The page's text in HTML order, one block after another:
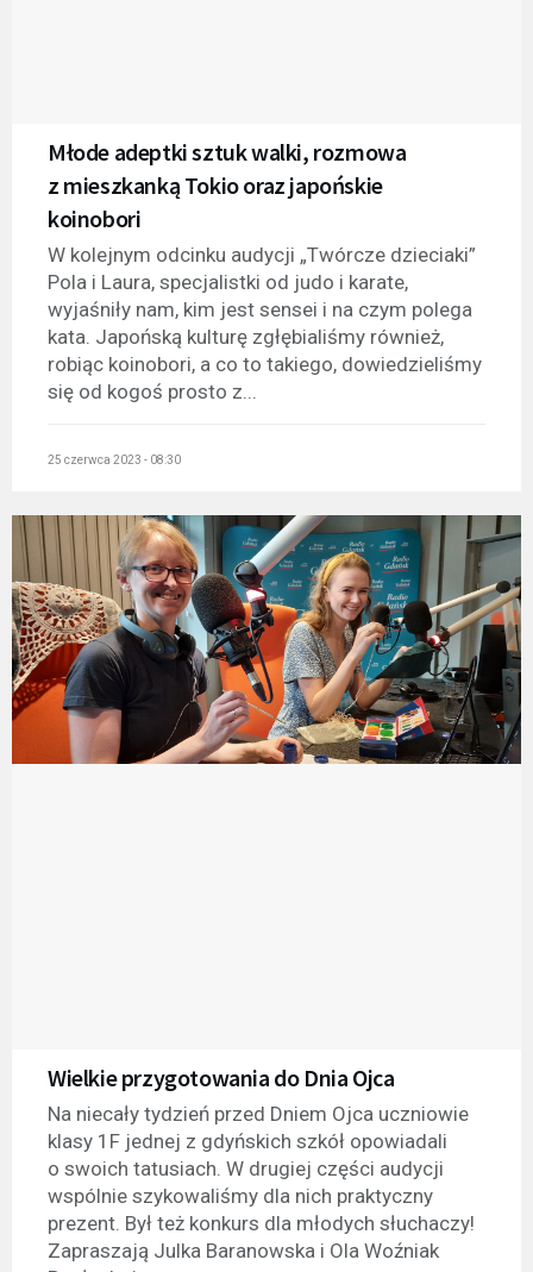
Młode adeptki sztuk walki, rozmowa
z mieszkanką Tokio oraz japońskie
koinobori
W kolejnym odcinku audycji „Twórcze dzieciaki”
Pola i Laura, specjalistki od judo i karate,
wyjaśniły nam, kim jest sensei i na czym polega
kata. Japońską kulturę zgłębialiśmy również,
robiąc koinobori, a co to takiego, dowiedzieliśmy
się od kogoś prosto z...
25 czerwca 2023 - 08:30
Wielkie przygotowania do Dnia Ojca
Na niecały tydzień przed Dniem Ojca uczniowie
klasy 1F jednej z gdyńskich szkół opowiadali
o swoich tatusiach. W drugiej części audycji
wspólnie szykowaliśmy dla nich praktyczny
prezent. Był też konkurs dla młodych słuchaczy!
Zapraszają Julka Baranowska i Ola Woźniak